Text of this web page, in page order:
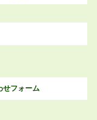
せフォーム